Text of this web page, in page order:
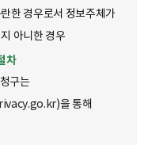
한 경우로서 정보주체가
아니한 경우
차
구는
)을 통해